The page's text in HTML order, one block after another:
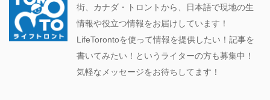
街、カナダ・トロントから、日本語で現地の生
情報や役立つ情報をお届けしています！
LifeTorontoを使って情報を提供したい！記事を
書いてみたい！というライターの方も募集中！
気軽なメッセージをお待ちしてます！